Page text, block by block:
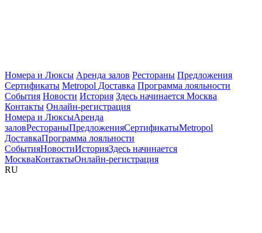
Номера и Люксы Аренда залов Рестораны Предложения
Сертификаты Metropol Доставка Программа лояльности
События Новости История Здесь начинается Москва
Контакты Онлайн-регистрация
Номера и ЛюксыАренда
заловРестораныПредложенияСертификатыMetropol
ДоставкаПрограмма лояльности
СобытияНовостиИсторияЗдесь начинается
МоскваКонтактыОнлайн-регистрация
RU